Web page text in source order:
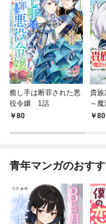
癒し手は断罪された悪
役令嬢 1話
80
貴族
～
強80
青年マンガのおす